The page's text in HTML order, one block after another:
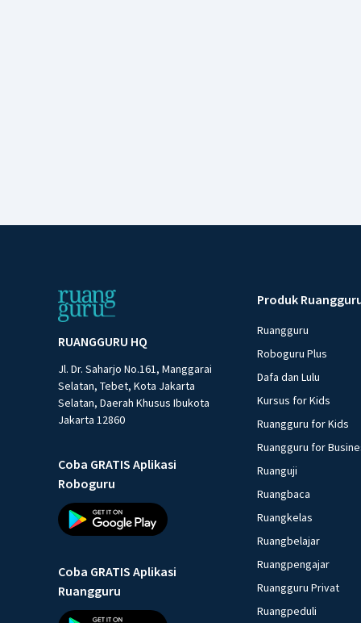
RUANGGURU HQ
Jl. Dr. Saharjo No.161, Manggarai
Selatan, Tebet, Kota Jakarta
Selatan, Daerah Khusus Ibukota
Jakarta 12860
Coba GRATIS Aplikasi
Roboguru
Coba GRATIS Aplikasi
Ruangguru
Produk
Ruangguru
Roboguru Plus
Dafa dan Lulu
Kursus for Kids
Ruangguru for Kids
Ruangguru for
Ruanguji
Ruangbaca
Ruangkelas
Ruangbelajar
Ruangpengajar
Ruangguru Privat
Ruangpeduli